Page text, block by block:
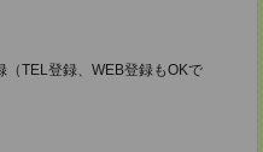
TEL登録、WEB登録もOKで